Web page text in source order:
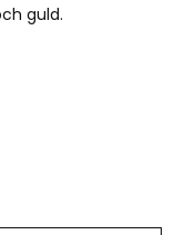
guld.